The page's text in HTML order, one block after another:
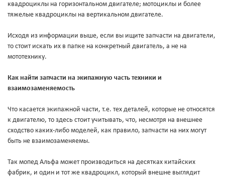
квадроциклы на горизонтальном двигателе; мотоциклы и более
тяжелые квадроциклы на вертикальном двигателе.
Исходя из информации выше, если вы ищите запчасти на двигатели,
то стоит искать их в папке на конкретный двигатель, а не на
мототехнику.
Как найти запчасти на экипажную часть техники и
взаимозаменяемость
Что касается экипажной части, т.е. тех деталей, которые не относятся
к двигателю, то здесь стоит учитывать, что, несмотря на внешнее
сходство каких-либо моделей, как правило, запчасти на них могут
быть не взаимозаменяемы.
Так мопед Альфа может производиться на десятках китайских
фабрик, и один и тот же квадроцикл, который внешне выглядит